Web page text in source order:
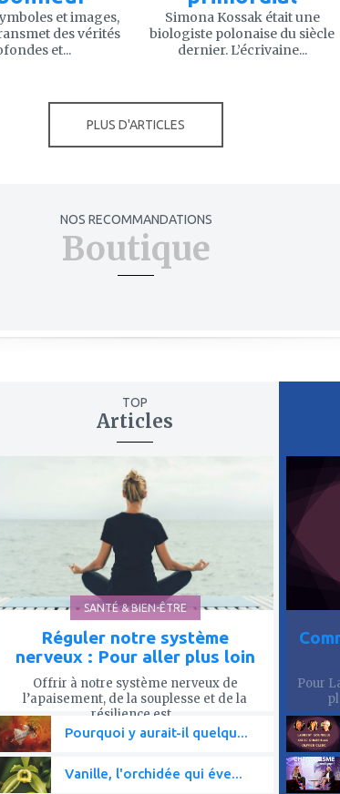
et images,
des vérités
et...
Simona Kossak était une
biologiste polonaise du siècle
dernier. L’écrivaine...
PLUS D'ARTICLES
NOS RECOMMANDATIONS
Boutique
TOP
Articles
SANTÉ & BIEN-ÊTRE
Réguler notre système
nerveux : Pour aller plus loin
Offrir à notre système nerveux de
l’apaisement, de la souplesse et de la
résilience est...
Pourquoi y aurait-il quelqu...
Vanille, l'orchidée qui éve...
mes
Pour